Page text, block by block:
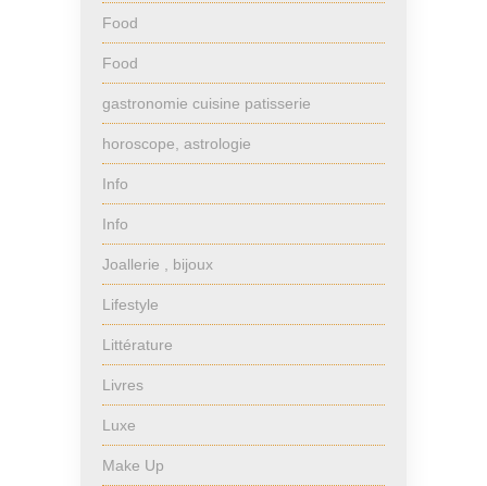
Food
Food
gastronomie cuisine patisserie
horoscope, astrologie
Info
Info
Joallerie , bijoux
Lifestyle
Littérature
Livres
Luxe
Make Up